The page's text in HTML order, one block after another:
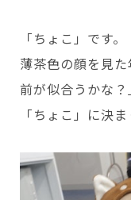
「ちょこ」です。
薄茶色の顔を見
前が似合うかな？
「ちょこ」に決ま